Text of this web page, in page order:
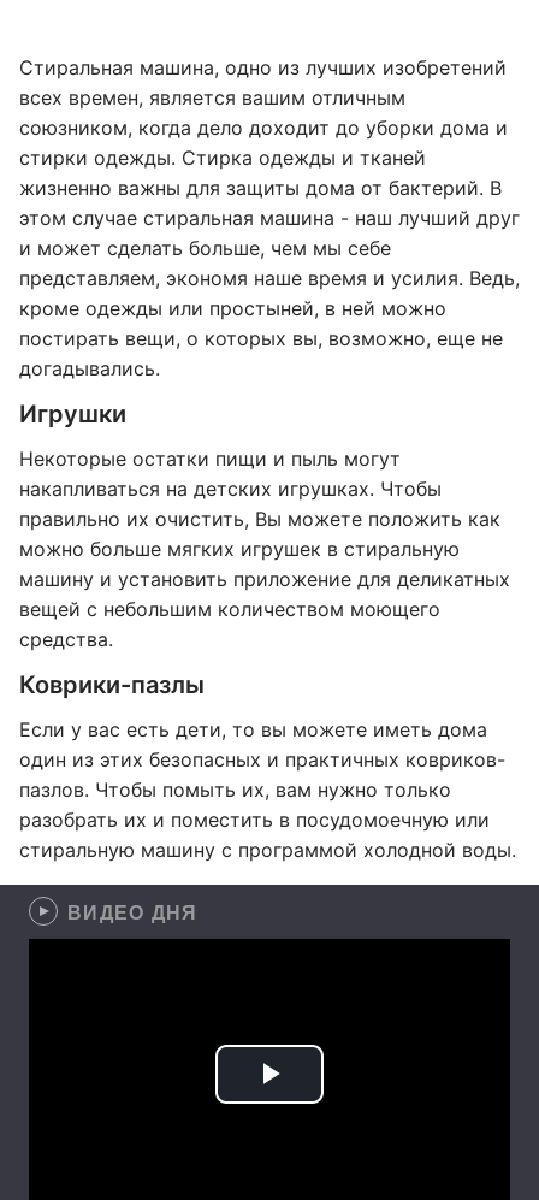
Стиральная машина, одно из лучших изобретений
всех времен, является вашим отличным
союзником, когда дело доходит до уборки дома и
стирки одежды. Стирка одежды и тканей
жизненно важны для защиты дома от бактерий. В
этом случае стиральная машина - наш лучший друг
и может сделать больше, чем мы себе
представляем, экономя наше время и усилия. Ведь,
кроме одежды или простыней, в ней можно
постирать вещи, о которых вы, возможно, еще не
догадывались.
Игрушки
Некоторые остатки пищи и пыль могут
накапливаться на детских игрушках. Чтобы
правильно их очистить, Вы можете положить как
можно больше мягких игрушек в стиральную
машину и установить приложение для деликатных
вещей с небольшим количеством моющего
средства.
Коврики-пазлы
Если у вас есть дети, то вы можете иметь дома
один из этих безопасных и практичных ковриков-
пазлов. Чтобы помыть их, вам нужно только
разобрать их и поместить в посудомоечную или
стиральную машину с программой холодной воды.
ВИДЕО ДНЯ